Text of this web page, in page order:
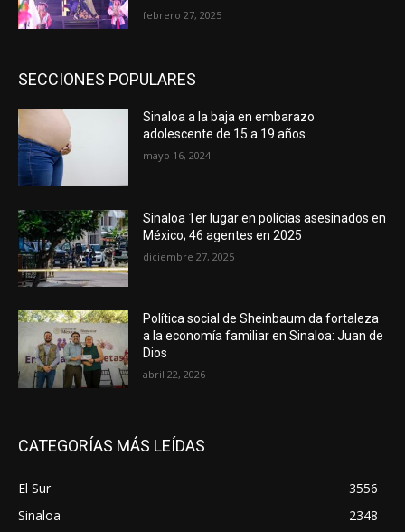
febrero 27, 2025
SECCIONES POPULARES
Sinaloa a la baja en embarazo
adolescente de 15 a 19 años
mayo 16, 2024
Sinaloa 1er lugar en policías asesinados en
México; 46 agentes en 2025
diciembre 27, 2025
Política social de Sheinbaum da fortaleza
a la economía familiar en Sinaloa: Juan de
Dios
abril 22, 2026
CATEGORÍAS MÁS LEÍDAS
El Sur
3556
Sinaloa
2348